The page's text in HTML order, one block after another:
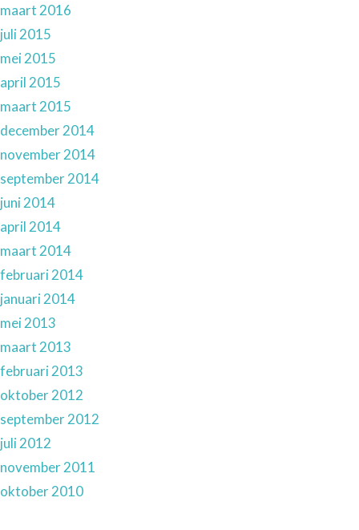
maart 2016
juli 2015
mei 2015
april 2015
maart 2015
december 2014
november 2014
september 2014
juni 2014
april 2014
maart 2014
februari 2014
januari 2014
mei 2013
maart 2013
februari 2013
oktober 2012
september 2012
juli 2012
november 2011
oktober 2010